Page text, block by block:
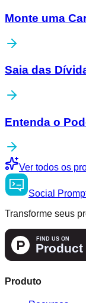
Monte uma
Saia das
Entenda o
Ver todos os
Social
Transforme seus
Produto